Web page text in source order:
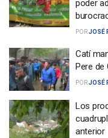
poder
PORJOSÉ
Catí
Pere de
PORJOSÉ
Los
anterior